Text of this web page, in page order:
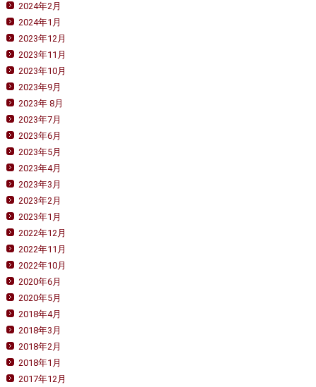
2024年2月
2024年1月
2023年12月
2023年11月
2023年10月
2023年9月
2023年 8月
2023年7月
2023年6月
2023年5月
2023年4月
2023年3月
2023年2月
2023年1月
2022年12月
2022年11月
2022年10月
2020年6月
2020年5月
2018年4月
2018年3月
2018年2月
2018年1月
2017年12月